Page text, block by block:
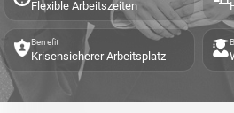
Flexible Arbeitszeiten
Benefit
Krisensicherer Arbeitsplatz